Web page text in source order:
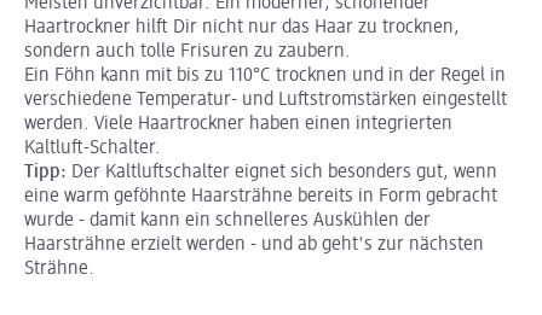
Meisten unverzichtbar. Ein moderner, schonender
Haartrockner hilft Dir nicht nur das Haar zu trocknen,
sondern auch tolle Frisuren zu zaubern.
Ein Föhn kann mit bis zu 110°C trocknen und in der Regel in
verschiedene Temperatur- und Luftstromstärken eingestellt
werden. Viele Haartrockner haben einen integrierten
Kaltluft-Schalter.
Tipp: Der Kaltluftschalter eignet sich besonders gut, wenn
eine warm geföhnte Haarsträhne bereits in Form gebracht
wurde - damit kann ein schnelleres Auskühlen der
Haarsträhne erzielt werden - und ab geht's zur nächsten
Strähne.